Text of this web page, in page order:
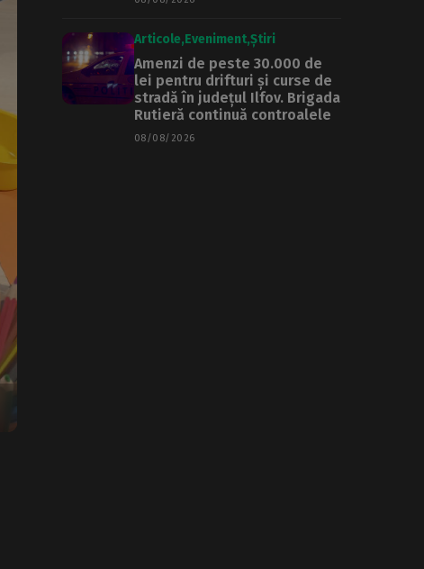
Articole Eveniment Știri
Amenzi de peste 30.000 de
lei pentru drifturi și curse de
stradă în județul Ilfov. Brigada
Rutieră continuă controalele
08/08/2026